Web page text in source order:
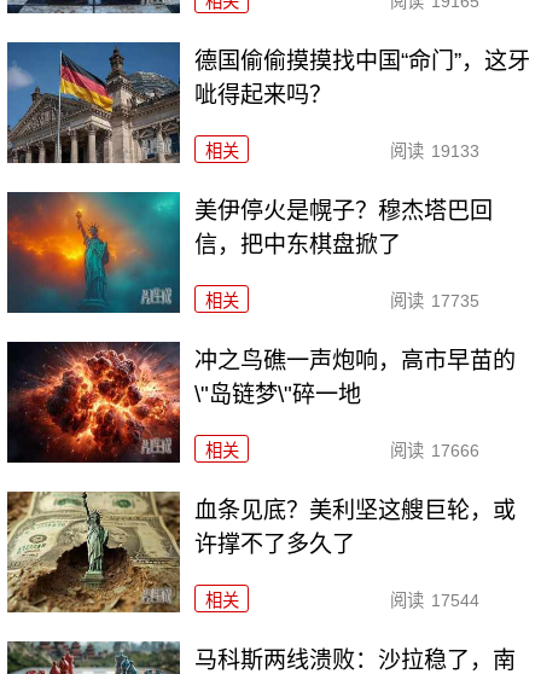
德国偷偷摸摸找中国“命门”，这牙
呲得起来吗？
相关 阅读 19133
美伊停火是幌子？穆杰塔巴回
信，把中东棋盘掀了
相关 阅读 17735
冲之鸟礁一声炮响，高市早苗的
\"岛链梦\"碎一地
相关 阅读 17666
血条见底？美利坚这艘巨轮，或
许撑不了多久了
相关 阅读 17544
马科斯两线溃败：沙拉稳了，南